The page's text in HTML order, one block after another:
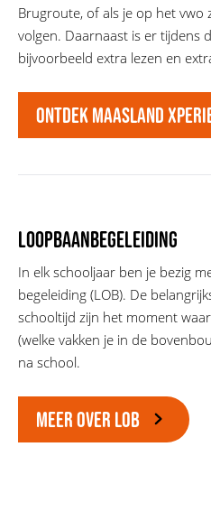
Brugroute, of als je op het vwo
volgen. Daarnaast is er tijdens
bijvoorbeeld extra lezen en
ONTDEK MAASLAND
Loopbaanbegeleiding
In elk schooljaar ben je bezig
begeleiding (LOB). De
schooltijd zijn het moment
(welke vakken je in de
na school.
MEER OVER LOB